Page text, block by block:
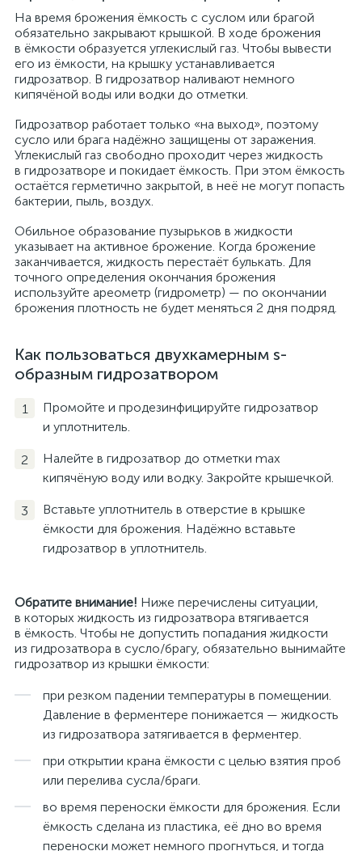
На время брожения ёмкость с суслом или брагой
обязательно закрывают крышкой. В ходе брожения
в ёмкости образуется углекислый газ. Чтобы вывести
его из ёмкости, на крышку устанавливается
гидрозатвор. В гидрозатвор наливают немного
кипячёной воды или водки до отметки.
Гидрозатвор работает только «на выход», поэтому
сусло или брага надёжно защищены от заражения.
Углекислый газ свободно проходит через жидкость
в гидрозатворе и покидает ёмкость. При этом ёмкость
остаётся герметично закрытой, в неё не могут попасть
бактерии, пыль, воздух.
Обильное образование пузырьков в жидкости
указывает на активное брожение. Когда брожение
заканчивается, жидкость перестаёт булькать. Для
точного определения окончания брожения
используйте ареометр (гидрометр) — по окончании
брожения плотность не будет меняться 2 дня подряд.
Как пользоваться двухкамерным s-
образным гидрозатвором
Промойте и продезинфицируйте гидрозатвор
и уплотнитель.
Налейте в гидрозатвор до отметки max
кипячёную воду или водку. Закройте крышечкой.
Вставьте уплотнитель в отверстие в крышке
ёмкости для брожения. Надёжно вставьте
гидрозатвор в уплотнитель.
Обратите внимание! Ниже перечислены ситуации,
в которых жидкость из гидрозатвора втягивается
в ёмкость. Чтобы не допустить попадания жидкости
из гидрозатвора в сусло/брагу, обязательно вынимайте
гидрозатвор из крышки ёмкости:
при резком падении температуры в помещении.
Давление в ферментере понижается — жидкость
из гидрозатвора затягивается в ферментер.
при открытии крана ёмкости с целью взятия проб
или перелива сусла/браги.
во время переноски ёмкости для брожения. Если
ёмкость сделана из пластика, её дно во время
переноски может немного прогнуться, и тогда